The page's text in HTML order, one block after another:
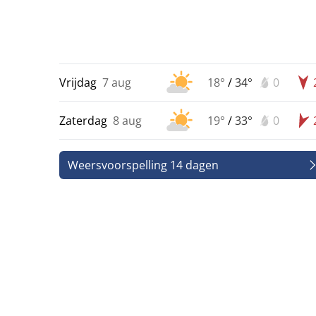
Vrijdag 7 aug 18° /34° 0
Zaterdag 8 aug 19° /33° 0
Weersvoorspelling 14 dagen